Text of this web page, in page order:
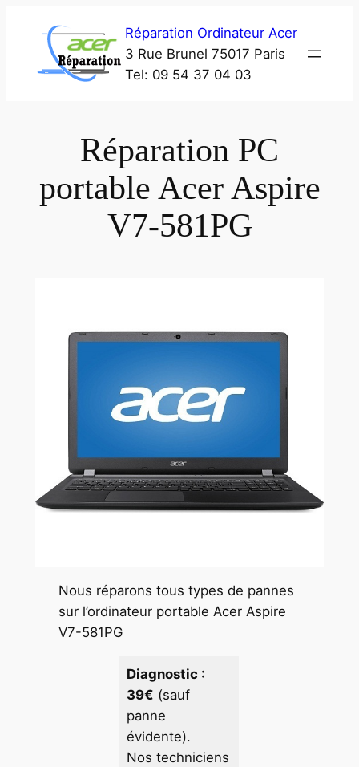
contenu
Réparation Ordinateur Acer
3 Rue Brunel 75017 Paris
Tel: 09 54 37 04 03
Réparation PC
portable Acer Aspire
V7-581PG
Nous réparons tous types de pannes
sur l’ordinateur portable Acer Aspire
V7-581PG
Diagnostic :
39€ (sauf
panne
évidente).
Nos techniciens